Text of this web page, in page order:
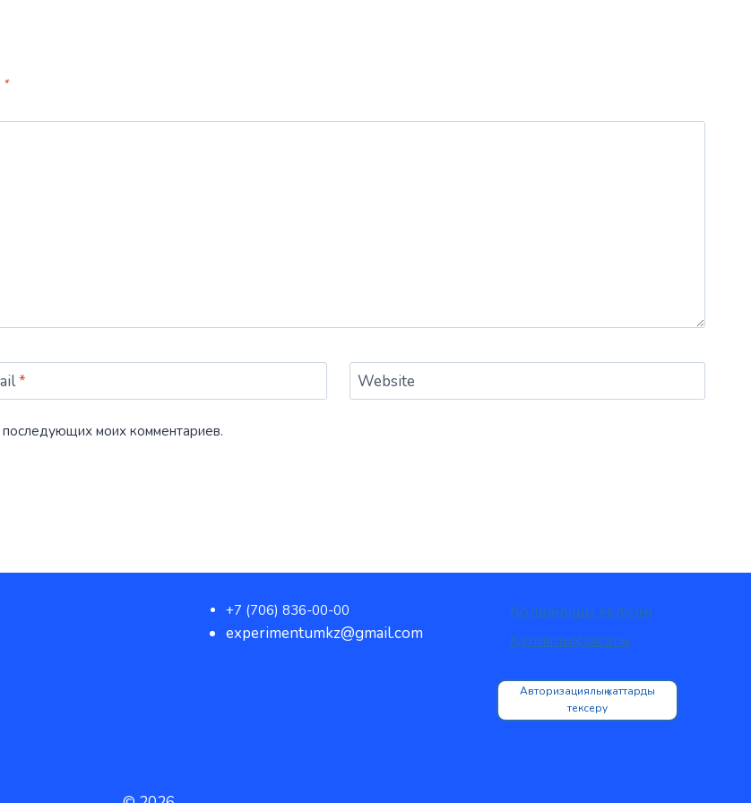
*
* Website
моих комментариев.
+7 (706) 836-00-00
experimentumkz@gmail.com
Қолданушы келісімі
Құпиялық саясаты
Авторизациялық хаттарды
тексеру